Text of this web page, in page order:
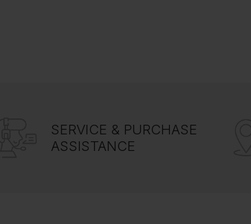
SERVICE & PURCHASE
ASSISTANCE